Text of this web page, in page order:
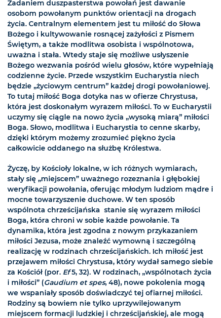
Zadaniem duszpasterstwa powołań jest dawanie
osobom powołanym punktów orientacji na drogach
życia. Centralnym elementem jest tu miłość do Słowa
Bożego i kultywowanie rosnącej zażyłości z Pismem
Świętym, a także modlitwa osobista i wspólnotowa,
uważna i stała. Wtedy staje się możliwe usłyszenie
Bożego wezwania pośród wielu głosów, które wypełniają
codzienne życie. Przede wszystkim Eucharystia niech
będzie „życiowym centrum” każdej drogi powołaniowej.
To tutaj miłość Boga dotyka nas w ofierze Chrystusa,
która jest doskonałym wyrazem miłości. To w Eucharystii
uczymy się ciągle na nowo życia „wysoką miarą” miłości
Boga. Słowo, modlitwa i Eucharystia to cenne skarby,
dzięki którym możemy zrozumieć piękno życia
całkowicie oddanego na służbę Królestwa.
Życzę, by Kościoły lokalne, w ich różnych wymiarach,
stały się „miejscem” uważnego rozeznania i głębokiej
weryfikacji powołania, oferując młodym ludziom mądre i
mocne towarzyszenie duchowe. W ten sposób
wspólnota chrześcijańska stanie się wyrazem miłości
Boga, która chroni w sobie każde powołanie. Ta
dynamika, która jest zgodna z nowym przykazaniem
miłości Jezusa, może znaleźć wymowną i szczególną
realizację w rodzinach chrześcijańskich. Ich miłość jest
przejawem miłości Chrystusa, który wydał samego siebie
za Kościół (por. Ef5, 32). W rodzinach, „wspólnotach życia
i miłości” (Gaudium et spes, 48), nowe pokolenia mogą
we wspaniały sposób doświadczyć tej ofiarnej miłości.
Rodziny są bowiem nie tylko uprzywilejowanym
miejscem formacji ludzkiej i chrześcijańskiej, ale mogą